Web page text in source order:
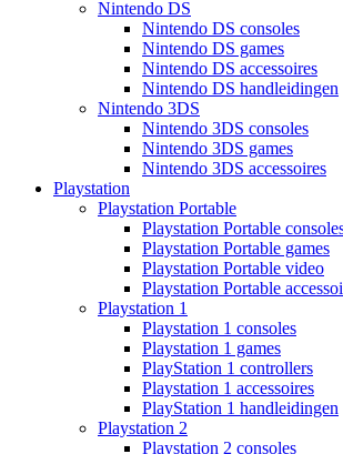
Nintendo DS
Nintendo DS consoles
Nintendo DS games
Nintendo DS accessoires
Nintendo DS handleidingen
Nintendo 3DS
Nintendo 3DS consoles
Nintendo 3DS games
Nintendo 3DS accessoires
Playstation
Playstation Portable
Playstation Portable
Playstation Portable games
Playstation Portable video
Playstation Portable
Playstation 1
Playstation 1 consoles
Playstation 1 games
PlayStation 1 controllers
Playstation 1 accessoires
PlayStation 1 handleidingen
Playstation 2
Playstation 2 consoles